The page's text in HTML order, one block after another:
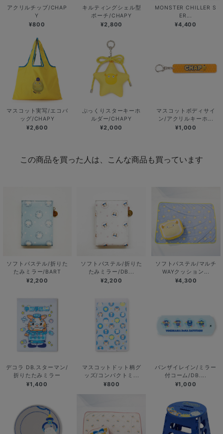
アクリルチップ/CHAP
Y
¥800
キルティングシェル型
ポーチ/CHAPY
¥2,800
MONSTER CHILLER S
ER...
¥4,400
マスコット実写/エコバ
ッグ/CHAPY
¥2,600
ぷっくりスターキーホ
ルダー/CHAPY
¥2,000
マスコットボディサイ
ン/アクリルキーホ...
¥1,000
この商品を買った人は、こんな商品も買っています
ソフトパステル/折りた
たみミラー/BART
¥2,200
ソフトパステル/折りた
たみミラー/DB...
¥2,200
ソフトパステル/マルチ
WAYクッション...
¥4,300
デコラ DB.スターマン/
折りたたみミラー
¥1,400
マスコットドット柄グ
ッズ/コンパクトミ...
¥800
バンザイレイン/ミラー
付コーム/DB....
¥1,000